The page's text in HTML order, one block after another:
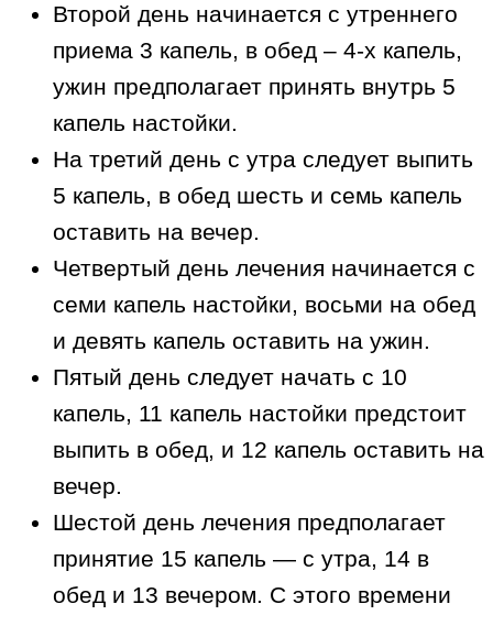
Второй день начинается с утреннего
приема 3 капель, в обед – 4‐х капель,
ужин предполагает принять внутрь 5
капель настойки.
На третий день с утра следует выпить
5 капель, в обед шесть и семь капель
оставить на вечер.
Четвертый день лечения начинается с
семи капель настойки, восьми на обед
и девять капель оставить на ужин.
Пятый день следует начать с 10
капель, 11 капель настойки предстоит
выпить в обед, и 12 капель оставить на
вечер.
Шестой день лечения предполагает
принятие 15 капель — с утра, 14 в
обед и 13 вечером. С этого времени